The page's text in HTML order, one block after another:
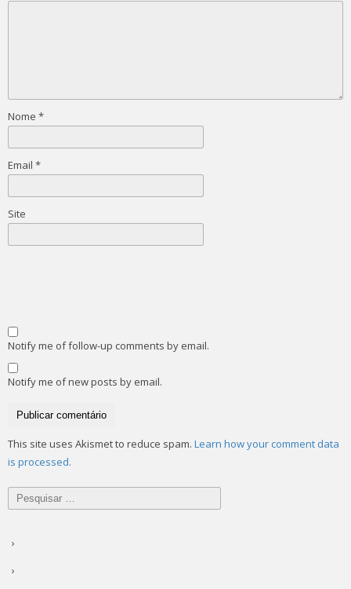
Nome *
Email *
Site
Notify me of follow-up comments by email.
Notify me of new posts by email.
This site uses Akismet to reduce spam. Learn how your comment data
is processed.
Pesquisar
por: